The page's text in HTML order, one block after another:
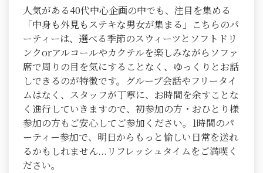
人気がある40代中心企画の中でも、注目を集める
「中身も外見もステキな男女が集まる」こちらのパ
ーティーは、選べる季節のスウィーツとソフトドリ
ンクorアルコールやカクテルを楽しみながらソファ
席で周りの目を気にすることなく、ゆっくりとお話
しできるのが特徴です。グループ会話やフリータイ
ムはなく、スタッフが丁寧に、お時間を余すことな
く進行していきますので、初参加の方・おひとり様
参加の方もご安心してご参加ください。1時間のパ
ーティー参加で、明日からもっと愉しい日常を送れ
るかもしれません...リフレッシュタイムをご満喫く
ださい。